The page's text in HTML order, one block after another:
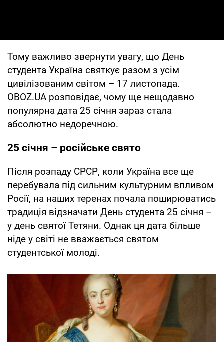
Тому важливо звернути увагу, що День
студента Україна святкує разом з усім
цивілізованим світом – 17 листопада.
OBOZ.UA розповідає, чому ще нещодавно
популярна дата 25 січня зараз стала
абсолютно недоречною.
25 січня – російське свято
Після розпаду СРСР, коли Україна все ще
перебувала під сильним культурним впливом
Росії, на наших теренах почала поширюватись
традиція відзначати День студента 25 січня –
у день святої Тетяни. Однак ця дата більше
ніде у світі не вважається святом
студентської молоді.